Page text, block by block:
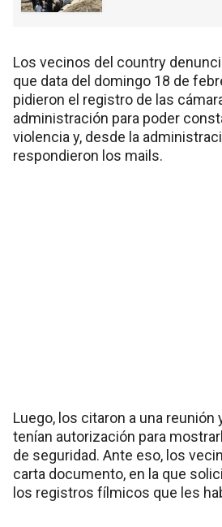
Los vecinos del country
que data del domingo 18 de
pidieron el registro de las
administración para poder
violencia y, desde la
respondieron los mails.
Luego, los citaron a una reunión
tenían autorización para
de seguridad. Ante eso, los
carta documento, en la que
los registros fílmicos que les